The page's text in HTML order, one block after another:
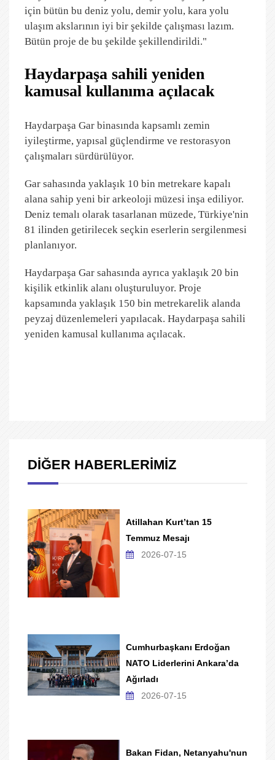
için bütün bu deniz yolu, demir yolu, kara yolu
ulaşım akslarının iyi bir şekilde çalışması lazım.
Bütün proje de bu şekilde şekillendirildi."
Haydarpaşa sahili yeniden
kamusal kullanıma açılacak
Haydarpaşa Gar binasında kapsamlı zemin
iyileştirme, yapısal güçlendirme ve restorasyon
çalışmaları sürdürülüyor.
Gar sahasında yaklaşık 10 bin metrekare kapalı
alana sahip yeni bir arkeoloji müzesi inşa ediliyor.
Deniz temalı olarak tasarlanan müzede, Türkiye'nin
81 ilinden getirilecek seçkin eserlerin sergilenmesi
planlanıyor.
Haydarpaşa Gar sahasında ayrıca yaklaşık 20 bin
kişilik etkinlik alanı oluşturuluyor. Proje
kapsamında yaklaşık 150 bin metrekarelik alanda
peyzaj düzenlemeleri yapılacak. Haydarpaşa sahili
yeniden kamusal kullanıma açılacak.
DİĞER HABERLERİMİZ
Atillahan Kurt’tan 15
Temmuz Mesajı
2026-07-15
Cumhurbaşkanı Erdoğan
NATO Liderlerini Ankara’da
Ağırladı
2026-07-15
Bakan Fidan, Netanyahu'nun